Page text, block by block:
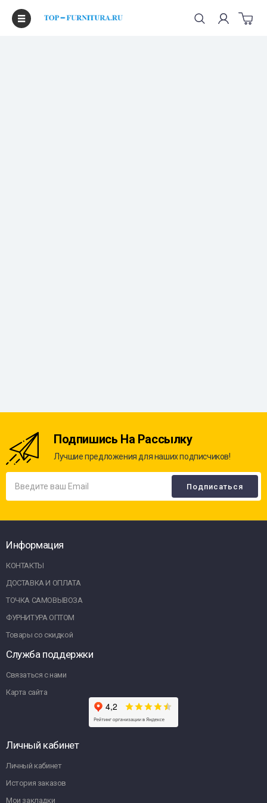
Подпишись На Рассылку
Лучшие предложения для наших подписчиков!
Информация
КОНТАКТЫ
ДОСТАВКА И ОПЛАТА
ТОЧКА САМОВЫВОЗА
ФУРНИТУРА ОПТОМ
Товары со скидкой
Служба поддержки
Связаться с нами
Карта сайта
Личный кабинет
Личный кабинет
История заказов
Мои закладки